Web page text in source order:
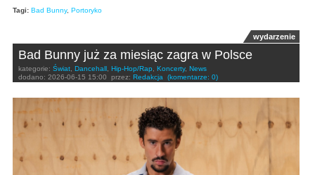
Tagi: Bad Bunny, Portoryko
wydarzenie
Bad Bunny już za miesiąc zagra w Polsce
kategorie: Świat Dancehall Hip-Hop/Rap Koncerty, News
dodano: 2026-06-15 15:00 przez: Redakcja (komentarze: 0)